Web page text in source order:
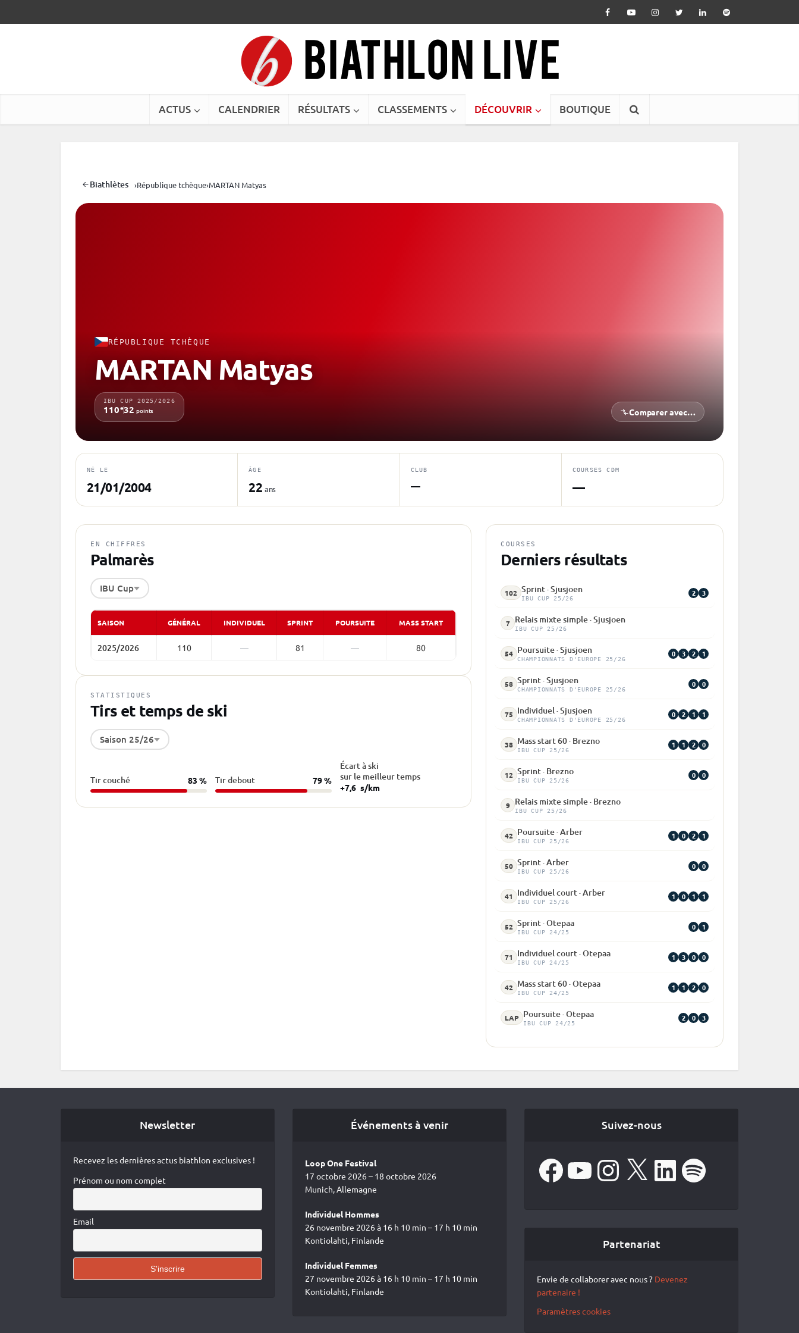
ACTUS CALENDRIER RÉSULTATS CLASSEMENTS DÉCOUVRIR BOUTIQUE
Biathlètes ›République tchèque›MARTAN Matyas
RÉPUBLIQUE TCHÈQUE
MARTAN Matyas
IBU CUP 2025/2026
110e32 points Comparer avec…
NÉ LE
21/01/2004
ÂGE
22 ans
CLUB
—
COURSES CDM
—
EN CHIFFRES
Palmarès
IBU Cup
SAISON GÉNÉRAL INDIVIDUEL SPRINT POURSUITE MASS START
2025/2026 110 — 81 — 80
STATISTIQUES
Tirs et temps de ski
Saison 25/26
Tir couché 83 % Tir debout 79 %
Écart à ski
sur le meilleur temps
+7,6 s/km
COURSES
Derniers résultats
102 Sprint · Sjusjoen
IBU CUP 25/26
2 3
7 Relais mixte simple · Sjusjoen
IBU CUP 25/26
54 Poursuite · Sjusjoen
CHAMPIONNATS D'EUROPE 25/26
0 3 2 1
58 Sprint · Sjusjoen
CHAMPIONNATS D'EUROPE 25/26
0 0
75 Individuel · Sjusjoen
CHAMPIONNATS D'EUROPE 25/26
0 2 1 1
38 Mass start 60 · Brezno
IBU CUP 25/26
1 1 2 0
12 Sprint · Brezno
IBU CUP 25/26
0 0
9 Relais mixte simple · Brezno
IBU CUP 25/26
42 Poursuite · Arber
IBU CUP 25/26
1 0 2 1
50 Sprint · Arber
IBU CUP 25/26
0 0
41 Individuel court · Arber
IBU CUP 25/26
1 0 1 1
52 Sprint · Otepaa
IBU CUP 24/25
0 1
71 Individuel court · Otepaa
IBU CUP 24/25
1 3 0 0
42 Mass start 60 · Otepaa
IBU CUP 24/25
1 1 2 0
LAP Poursuite · Otepaa
IBU CUP 24/25
2 0 3
Newsletter
Recevez les dernières actus biathlon exclusives !
Prénom ou nom complet
Email
Événements à venir
Loop One Festival
17 octobre 2026 – 18 octobre 2026
Munich, Allemagne
Individuel Hommes
26 novembre 2026 à 16 h 10 min – 17 h 10 min
Kontiolahti, Finlande
Individuel Femmes
27 novembre 2026 à 16 h 10 min – 17 h 10 min
Kontiolahti, Finlande
Suivez-nous
FacebookYouTube Instagram
X LinkedIn Spotify
Partenariat
Envie de collaborer avec nous ? Devenez
partenaire !
Paramètres cookies